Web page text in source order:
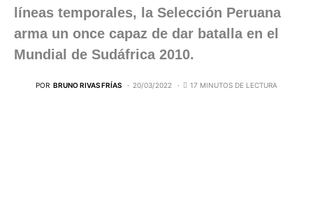
líneas temporales, la Selección Peruana
arma un once capaz de dar batalla en el
Mundial de Sudáfrica 2010.
POR BRUNO RIVAS FRÍAS 20/03/2022 17 MINUTOS DE LECTURA